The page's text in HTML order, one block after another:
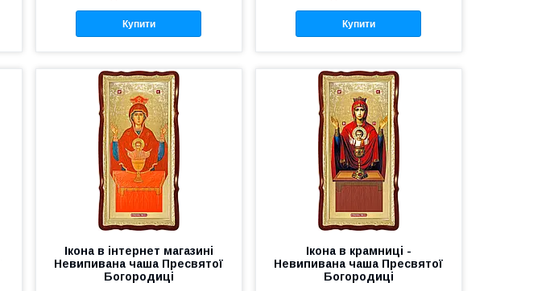
Купити Купити
Ікона в інтернет магазині
Невипивана чаша Пресвятої
Богородиці
Ікона в крамниці -
Невипивана чаша Пресвятої
Богородиці